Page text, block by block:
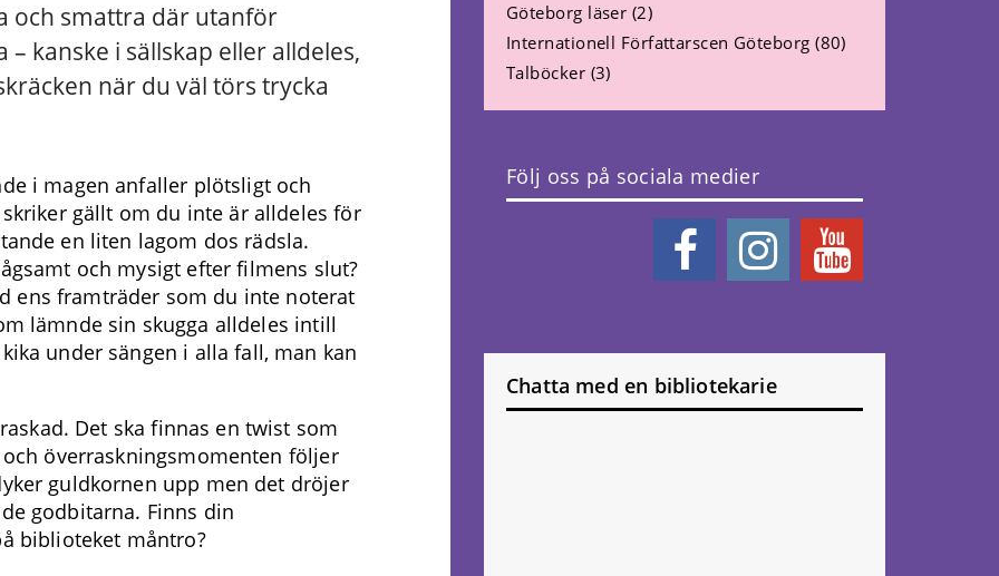
och smattra där utanför
kanske i sällskap eller alldeles,
när du väl törs trycka
i magen anfaller plötsligt och
gällt om du inte är alldeles för
en liten lagom dos rädsla.
och mysigt efter filmens slut?
ens framträder som du inte noterat
lämnde sin skugga alldeles intill
under sängen i alla fall, man kan
Det ska finnas en twist som
överraskningsmomenten följer
guldkornen upp men det dröjer
godbitarna. Finns din
biblioteket måntro?
Göteborg läser (2)
Internationell Författarscen Göteborg (80)
Talböcker (3)
Följ oss på sociala medier
Chatta med en bibliotekarie